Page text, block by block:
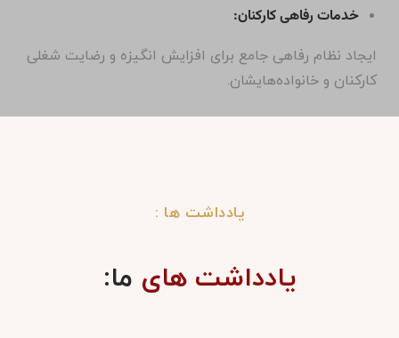
خدمات رفاهی کارکنان:
ایجاد نظام رفاهی جامع برای افزایش انگیزه و رضایت شغلی
کارکنان و خانواده‌هایشان.
یادداشت ها :
یادداشت های ما: